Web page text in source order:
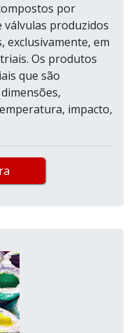
por
válvulas produzidos
exclusivamente, em
Os produtos
que são
impacto,